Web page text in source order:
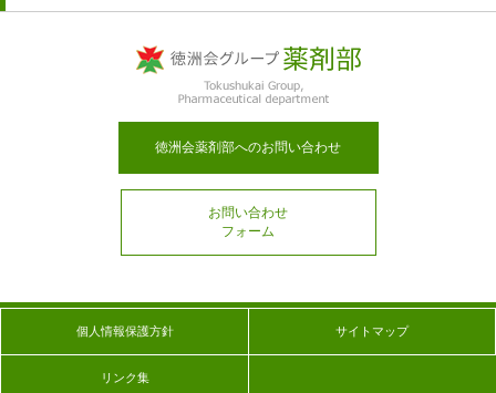
徳洲会薬剤部へのお問い合わせ
お問い合わせ
フォーム
個人情報保護方針 サイトマップ
リンク集